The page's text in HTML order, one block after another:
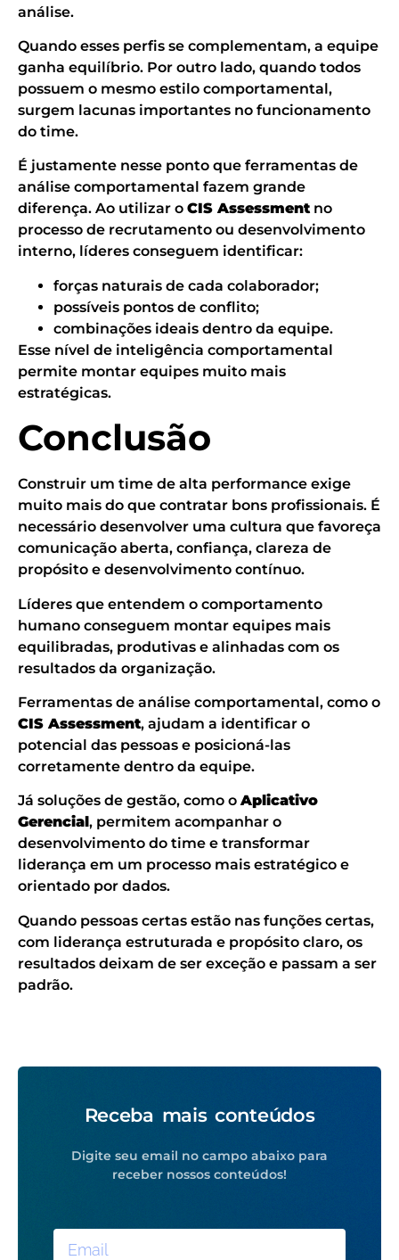
análise.
Quando esses perfis se complementam, a equipe
ganha equilíbrio. Por outro lado, quando todos
possuem o mesmo estilo comportamental,
surgem lacunas importantes no funcionamento
do time.
É justamente nesse ponto que ferramentas de
análise comportamental fazem grande
diferença. Ao utilizar o CIS Assessmentno
processo de recrutamento ou desenvolvimento
interno, líderes conseguem identificar:
forças naturais de cada colaborador;
possíveis pontos de conflito;
combinações ideais dentro da equipe.
Esse nível de inteligência comportamental
permite montar equipes muito mais
estratégicas.
Conclusão
Construir um time de alta performance exige
muito mais do que contratar bons profissionais. É
necessário desenvolver uma cultura que favoreça
comunicação aberta, confiança, clareza de
propósito e desenvolvimento contínuo.
Líderes que entendem o comportamento
humano conseguem montar equipes mais
equilibradas, produtivas e alinhadas com os
resultados da organização.
Ferramentas de análise comportamental, como o
CIS Assessment, ajudam a identificar o
potencial das pessoas e posicioná-las
corretamente dentro da equipe.
Já soluções de gestão, como oAplicativo
Gerencial, permitem acompanhar o
desenvolvimento do time e transformar
liderança em um processo mais estratégico e
orientado por dados.
Quando pessoas certas estão nas funções certas,
com liderança estruturada e propósito claro, os
resultados deixam de ser exceção e passam a ser
padrão.
Receba mais conteúdos
Digite seu email no campo abaixo para
receber nossos conteúdos!